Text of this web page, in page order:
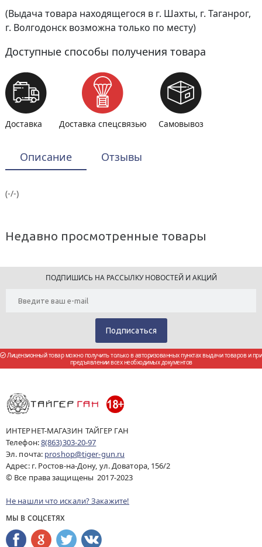
(Выдача товара находящегося в г. Шахты, г. Таганрог,
г. Волгодонск возможна только по месту)
Доступные способы получения товара
Доставка Доставка спецсвязью Самовывоз
Описание Отзывы
(-/-)
Недавно просмотренные товары
ПОДПИШИСЬ НА РАССЫЛКУ НОВОСТЕЙ И АКЦИЙ
Лицензионный товар можно получить только в авторизованных пунктах выдачи товаров и при
предъявлении всех необходимых документов
ИНТЕРНЕТ-МАГАЗИН ТАЙГЕР ГАН
Телефон:8(863)303-20-97
Эл. почта: proshop@tiger-gun.ru
Адрес: г. Ростов-на-Дону, ул. Доватора, 156/2
© Все права защищены 2017-2023
Не нашли что искали? Закажите!
МЫ В СОЦСЕТЯХ